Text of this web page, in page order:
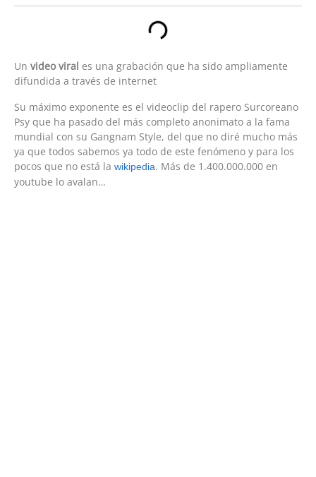
Un video viral es una grabación que ha sido ampliamente
difundida a través de internet
Su máximo exponente es el videoclip del rapero Surcoreano
Psy que ha pasado del más completo anonimato a la fama
mundial con su Gangnam Style, del que no diré mucho más
ya que todos sabemos ya todo de este fenómeno y para los
pocos que no está la wikipedia. Más de 1.400.000.000 en
youtube lo avalan…